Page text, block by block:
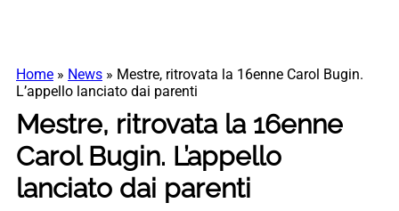
Home » News » Mestre, ritrovata la 16enne Carol Bugin.
L’appello lanciato dai parenti
Mestre, ritrovata la 16enne
Carol Bugin. L’appello
lanciato dai parenti